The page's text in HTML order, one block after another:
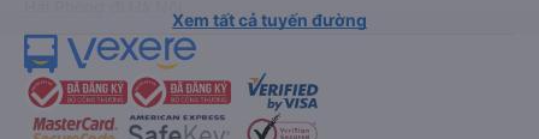
Xem tất cả tuyến đường